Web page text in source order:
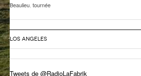
LA FABRIK POÉTIK
Beaulieu tournée
LOS ANGELES
Tweets de @RadioLaFabrik